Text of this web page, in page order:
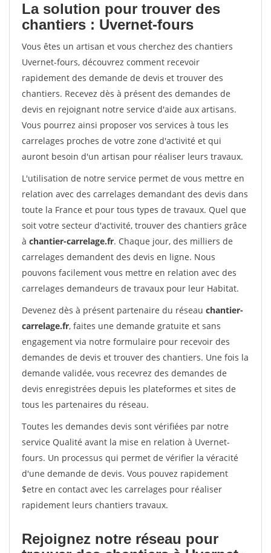
La solution pour trouver des
chantiers : Uvernet-fours
Vous êtes un artisan et vous cherchez des chantiers
Uvernet-fours, découvrez comment recevoir
rapidement des demande de devis et trouver des
chantiers. Recevez dès à présent des demandes de
devis en rejoignant notre service d'aide aux artisans.
Vous pourrez ainsi proposer vos services à tous les
carrelages proches de votre zone d'activité et qui
auront besoin d'un artisan pour réaliser leurs travaux.
L'utilisation de notre service permet de vous mettre en
relation avec des carrelages demandant des devis dans
toute la France et pour tous types de travaux. Quel que
soit votre secteur d'activité, trouver des chantiers grâce
à chantier-carrelage.fr. Chaque jour, des milliers de
carrelages demandent des devis en ligne. Nous
pouvons facilement vous mettre en relation avec des
carrelages demandeurs de travaux pour leur Habitat.
Devenez dès à présent partenaire du réseau chantier-
carrelage.fr, faites une demande gratuite et sans
engagement via notre formulaire pour recevoir des
demandes de devis et trouver des chantiers. Une fois la
demande validée, vous recevrez des demandes de
devis enregistrées depuis les plateformes et sites de
tous les partenaires du réseau.
Toutes les demandes devis sont vérifiées par notre
service Qualité avant la mise en relation à Uvernet-
fours. Un processus qui permet de vérifier la véracité
d'une demande de devis. Vous pouvez rapidement
$etre en contact avec les carrelages pour réaliser
rapidement leurs chantiers travaux.
Rejoignez notre réseau pour